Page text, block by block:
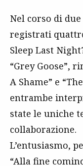
Nel corso di
registrati
Sleep Last
“Grey Goose”,
A Shame” e
entrambe
state le uniche
collaborazione.
L’entusiasmo,
“Alla fine